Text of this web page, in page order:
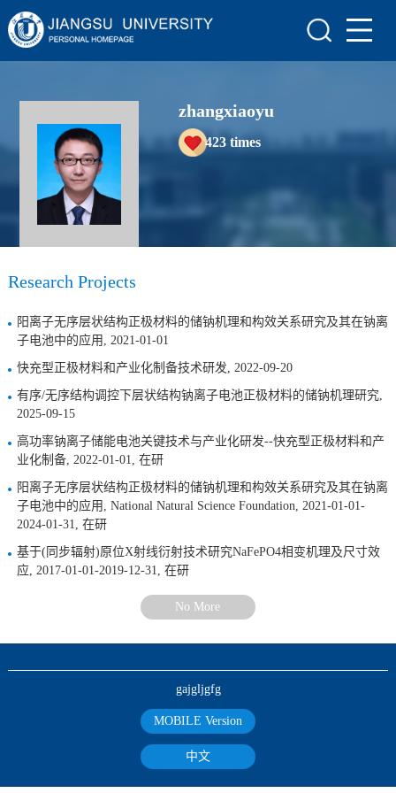
Scientific Research
Teaching Research
Awards and Honours
Enrollment Information
zhangxiaoyu
423times
Research Projects
阳离子无序层状结构正极材料的储钠机理和构效关系研究及其在钠离
子电池中的应用, 2021-01-01
快充型正极材料和产业化制备技术研发, 2022-09-20
有序/无序结构调控下层状结构钠离子电池正极材料的储钠机理研究,
2025-09-15
高功率钠离子储能电池关键技术与产业化研发--快充型正极材料和产
业化制备, 2022-01-01, 在研
阳离子无序层状结构正极材料的储钠机理和构效关系研究及其在钠离
子电池中的应用, National Natural Science Foundation, 2021-01-01-
2024-01-31, 在研
基于(同步辐射)原位X射线衍射技术研究NaFePO4相变机理及尺寸效
应, 2017-01-01-2019-12-31, 在研
No More
gajgljgfg
MOBILE Version
中文